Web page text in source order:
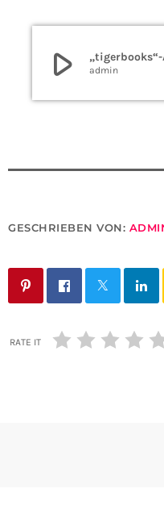
play_arrow admin
GESCHRIEBEN VON:
RATE IT